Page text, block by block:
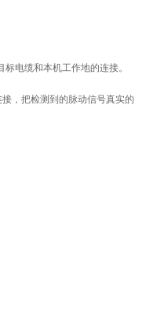
电缆和本机工作地的连接。
，把检测到的脉动信号真实的